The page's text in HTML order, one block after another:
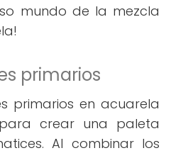
mundo de la mezcla
primarios
primarios en acuarela
crear una paleta
Al combinar los